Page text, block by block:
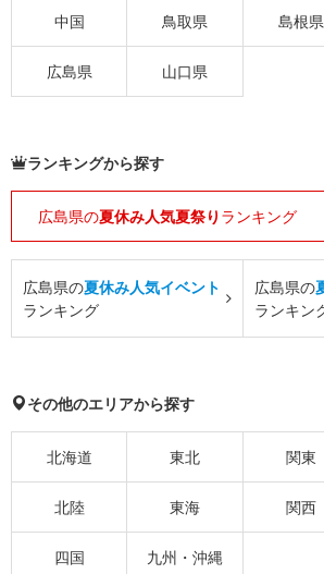
中国 鳥取県 島根県
広島県 山口県
ランキングから探す
広島県の夏休み人気夏祭り ランキング
広島県の夏休み人気イベント
ランキング
広島県の
ランキン
その他のエリアから探す
北海道 東北 関東
北陸 東海 関西
四国 九州・沖縄